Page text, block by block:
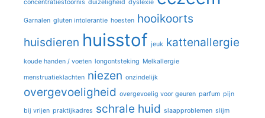
concentratiestoornis duizeligheid dyslexie
Garnalen gluten intolerantie hoesten hooikoorts
huisdieren huisstof jeuk kattenallergie
koude handen / voeten longontsteking Melkallergie
menstruatieklachten niezen onzindelijk
overgevoeligheid overgevoelig voor geuren parfum pijn
bij vrijen praktijkadres schrale huid slaapproblemen slijm